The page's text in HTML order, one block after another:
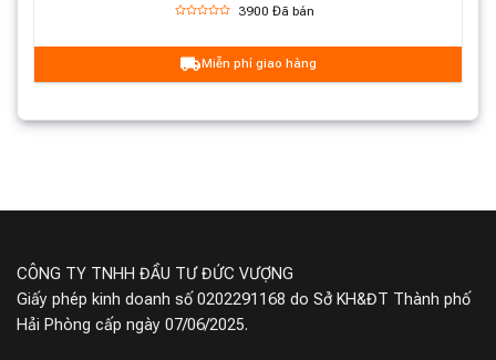
3900 Đã bán
Miễn phí giao hàng
CÔNG TY TNHH ĐẦU TƯ ĐỨC VƯỢNG
Giấy phép kinh doanh số 0202291168 do Sở KH&ĐT Thành phố
Hải Phòng cấp ngày 07/06/2025.